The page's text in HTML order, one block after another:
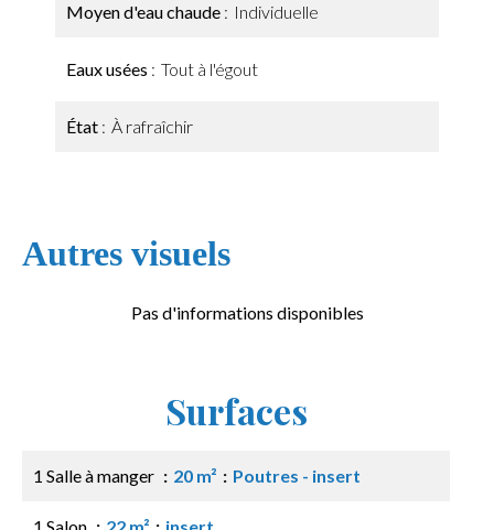
Moyen d'eau chaude Individuelle
Eaux usées Tout à l'égout
État À rafraîchir
Autres visuels
Pas d'informations disponibles
Surfaces
1 Salle à manger 20 m² Poutres - insert